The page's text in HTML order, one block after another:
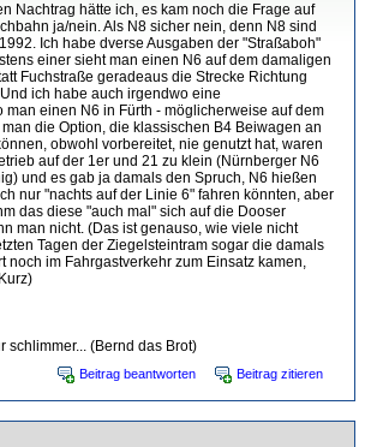
Nachtrag hätte ich, es kam noch die Frage auf
ja/nein. Als N8 sicher nein, denn N8 sind
Ich habe dverse Ausgaben der "Straßaboh"
einer sieht man einen N6 auf dem damaligen
Fuchstraße geradeaus die Strecke Richtung
ich habe auch irgendwo eine
man einen N6 in Fürth - möglicherweise auf dem
die Option, die klassischen B4 Beiwagen an
obwohl vorbereitet, nie genutzt hat, waren
auf der 1er und 21 zu klein (Nürnberger N6
und es gab ja damals den Spruch, N6 hießen
nur "nachts auf der Linie 6" fahren könnten, aber
das diese "auch mal" sich auf die Dooser
man nicht. (Das ist genauso, wie viele nicht
Tagen der Ziegelsteintram sogar die damals
noch im Fahrgastverkehr zum Einsatz kamen,
schlimmer... (Bernd das Brot)
Beitrag beantworten Beitrag zitieren